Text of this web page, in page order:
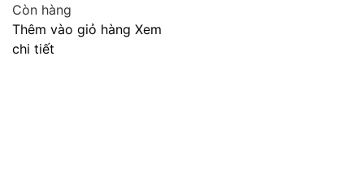
Còn hàng
Thêm vào giỏ hàng Xem
chi tiết